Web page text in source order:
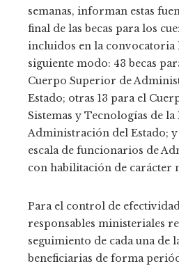
semanas, informan estas
final de las becas para los
incluidos en la convocatoria
siguiente modo: 43 becas
Cuerpo Superior de
Estado; otras 13 para el
Sistemas y Tecnologías de
Administración del Estado; y
escala de funcionarios de
con habilitación de carácter
Para el control de
responsables ministeriales
seguimiento de cada una de
beneficiarias de forma